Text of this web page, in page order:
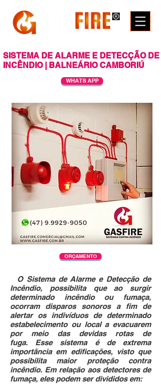
SISTEMA DE ALARME E DETECÇÃO DE
INCÊNDIO | BALNEÁRIO CAMBORIÚ
WHATS APP
ORÇAMENTO
O Sistema de Alarme e Detecção de
Incêndio, possibilita que ao surgir
determinado incêndio ou fumaça,
ocorram disparos sonoros a fim de
alertar os indivíduos de determinado
estabelecimento ou local a evacuarem
por meio das devidas rotas de
fuga. Esse sistema é de extrema
importância em edificações, visto que
possibilita maior proteção contra
incêndio. Em relação aos detectores de
fumaça, eles podem ser divididos em: